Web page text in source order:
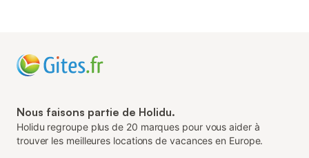
Nous faisons partie de Holidu.
Holidu regroupe plus de 20 marques pour vous aider à
trouver les meilleures locations de vacances en Europe.